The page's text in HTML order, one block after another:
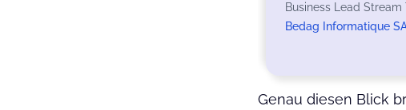
Business Lead
Bedag Informatique
Genau diesen Blick